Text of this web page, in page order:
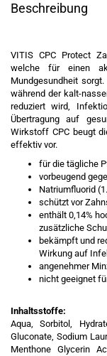
Beschreibung
VITIS CPC Protect
welche für einen
Mundgesundheit
während der kalt-
reduziert wird,
Übertragung auf
Wirkstoff CPC beugt
effektiv vor.
für die tägliche
vorbeugend
Natriumfluorid
schützt vor
enthält 0,14%
zusätzliche
bekämpft und
Wirkung auf
angenehmer
nicht geeignet
Inhaltsstoffe:
Aqua, Sorbitol,
Gluconate, Sodium
Menthone Glycerin